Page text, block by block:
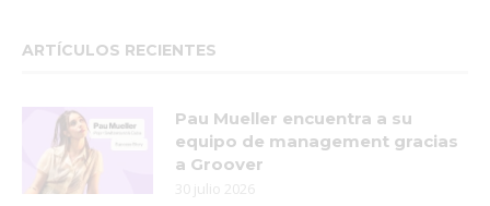
ARTÍCULOS RECIENTES
Pau Mueller encuentra a su
equipo de management gracias
a Groover
30 julio 2026